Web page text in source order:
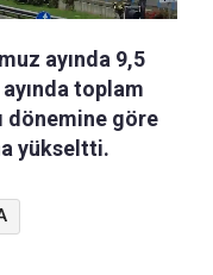
ayında 9,5
toplam
dönemine göre
yükseltti.